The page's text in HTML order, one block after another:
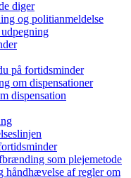
diger
og politianmeldelse
på fortidsminder
om dispensationer
dispensation
som plejemetode
håndhævelse af regler om